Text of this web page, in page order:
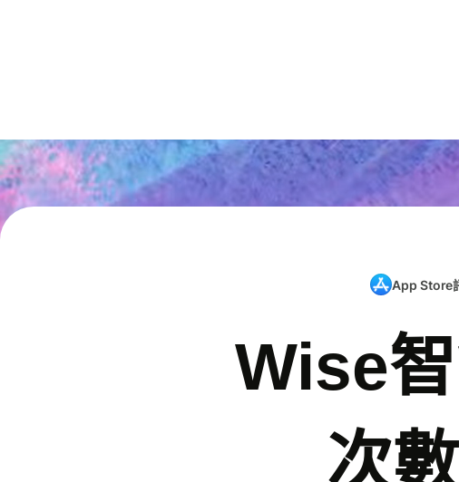
App Store
Wise
次